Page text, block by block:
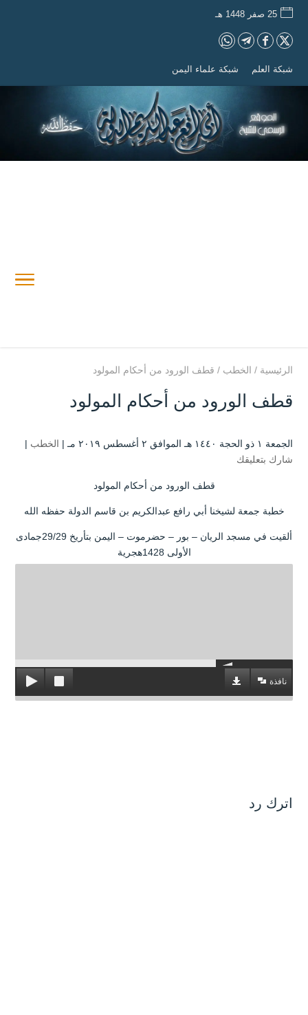
25 صفر 1448 هـ
شبكة العلم شبكة علماء اليمن
الرئيسية / الخطب / قطف الورود من أحكام المولود
قطف الورود من أحكام المولود
الجمعة ۱ ذو الحجة ۱٤٤۰ هـ الموافق ۲ أغسطس ۲۰۱۹ مـ | الخطب |
شارك بتعليقك
قطف الورود من أحكام المولود
خطبة جمعة لشيخنا أبي رافع عبدالكريم بن قاسم الدولة حفظه الله
ألقيت في مسجد الريان – بور – حضرموت – اليمن بتأريخ 29/29جمادى
الأولى 1428هجرية
نافذة
اترك رد